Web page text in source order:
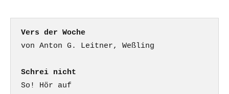
Vers der Woche
Schrei nicht
So! Hör auf